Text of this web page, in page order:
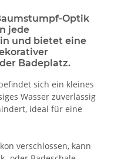
Optik
jede
und bietet eine
Badeplatz.
sich ein kleines
Wasser zuverlässig
ideal für eine
verschlossen, kann